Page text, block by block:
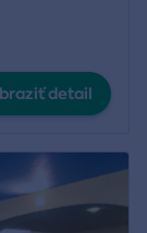
detail